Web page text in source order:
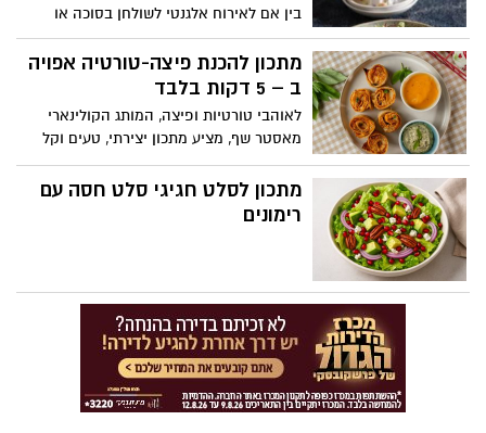
שמח!
בין אם לאירוח אלגנטי לשולחן בסוכה או
כמנה ראשונה לארוחות החג, קבלו מתכון
מרשים, מרענן, וקל להכנה: טרטר טונה עם
אבוקדו ושומר – שילוב מושלם של טונה
והפריכות הארומטית של השומר.
מתכון להכנת פיצה-טורטיה אפויה
ב – 5 דקות בלבד
לאוהבי טורטיות ופיצה, המותג הקולינארי
מאסטר שף, מציע מתכון יצירתי, טעים וקל
להכנה בבית, המשלב בין שני העולמות
והתוצאה הסופית: ⁠גלילות טורטיפיצה אפויות
מוגשות עם דיפ ממרח שום מתובל ופסטו
מתכון לסלט חגיגי סלט חסה עם
רימונים